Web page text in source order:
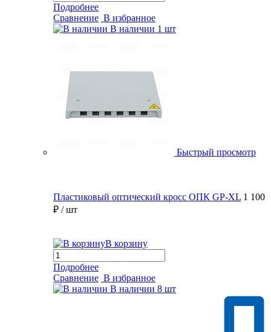
Подробнее
Сравнение В избранное
В наличии 1 шт
Быстрый просмотр
Пластиковый оптический кросс ОПК GP-XL 1 100
₽ / шт
В корзину
Подробнее
Сравнение В избранное
В наличии 8 шт